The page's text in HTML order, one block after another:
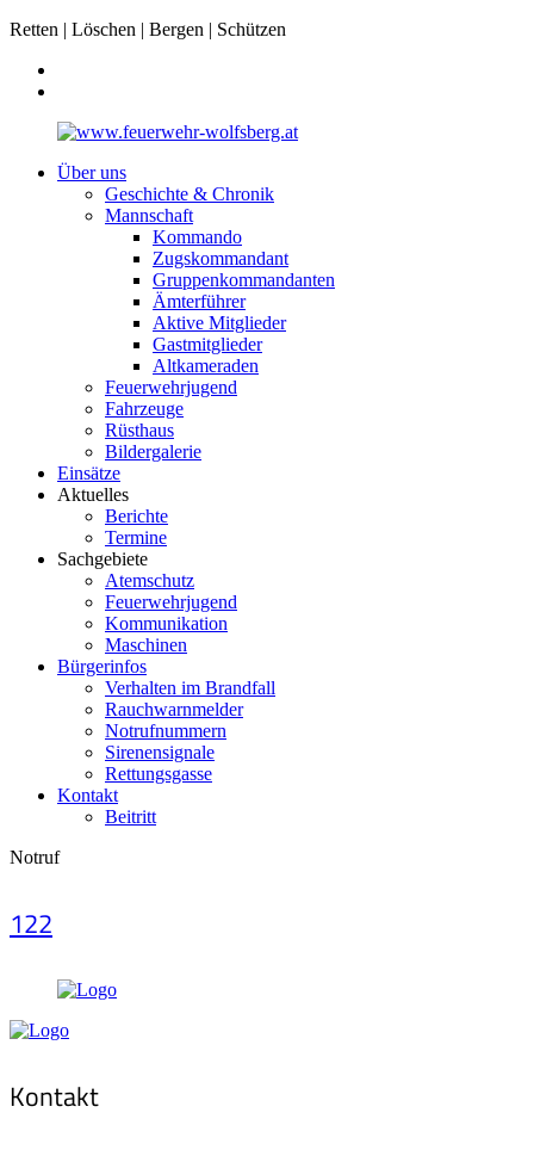
Retten | Löschen | Bergen | Schützen
Über uns
Geschichte & Chronik
Mannschaft
Kommando
Zugskommandant
Gruppenkommandanten
Ämterführer
Aktive Mitglieder
Gastmitglieder
Altkameraden
Feuerwehrjugend
Fahrzeuge
Rüsthaus
Bildergalerie
Einsätze
Aktuelles
Berichte
Termine
Sachgebiete
Atemschutz
Feuerwehrjugend
Kommunikation
Maschinen
Bürgerinfos
Verhalten im Brandfall
Rauchwarnmelder
Notrufnummern
Sirenensignale
Rettungsgasse
Kontakt
Beitritt
Notruf
122
Kontakt